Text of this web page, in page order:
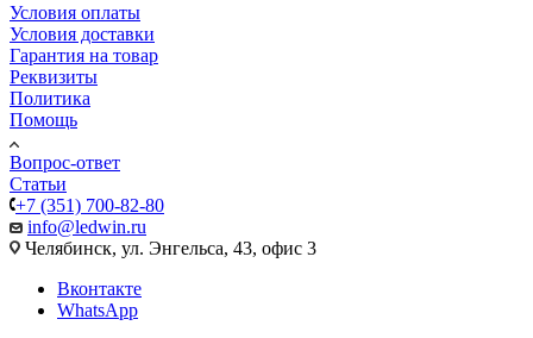
Условия оплаты
Условия доставки
Гарантия на товар
Реквизиты
Политика
Помощь
Вопрос-ответ
Статьи
+7 (351) 700-82-80
info@ledwin.ru
Челябинск, ул. Энгельса, 43, офис 3
Вконтакте
WhatsApp